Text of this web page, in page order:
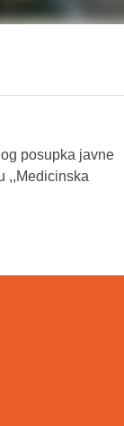
posupka javne
,,Medicinska